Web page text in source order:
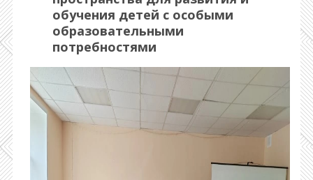
обучения детей с особыми
образовательными
потребностями